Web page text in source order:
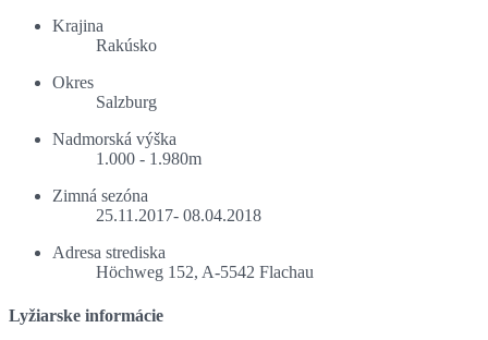
Krajina
Rakúsko
Okres
Salzburg
Nadmorská výška
1.000 - 1.980m
Zimná sezóna
25.11.2017- 08.04.2018
Adresa strediska
Höchweg 152, A-5542 Flachau
Lyžiarske informácie